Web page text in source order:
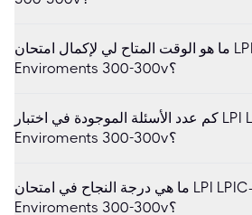
ما هو الوقت المتاح لي لإكمال امتحان LPI LPIC-3 Mixed
Enviroments 300-300v؟
كم عدد الأسئلة الموجودة في اختبار LPI LPIC-3 Mixed
Enviroments 300-300v؟
ما هي درجة النجاح في امتحان LPI LPIC-3 Mixed
Enviroments 300-300v؟